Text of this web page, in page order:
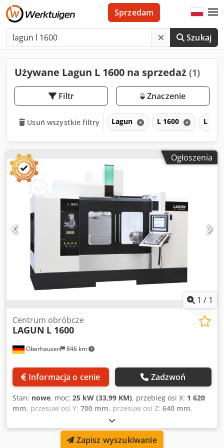
Szukaj
Sprzedam
Używane Lagun L 1600 na sprzedaż (1)
Filtr Znaczenie
Usuń wszystkie filtry Lagun L 1600 L
Ogłoszenia
1 / 1
Oberhausen 846 km
Centrum obróbcze
LAGUN L 1600
Informacja o cenie Zadzwoń
Stan: nowe, moc: 25 kW (33,99 KM), przebieg osi X: 1 620
mm, przesuw osi Y: 700 mm, przesuw osi Z: 640 mm,
waga przedmiotu obrabianego (maks.):
miejsc w magazynku narzędziowym:30, producent
HEIDENHAIN, masa całkowita:
Zapisz wyszukiwanie